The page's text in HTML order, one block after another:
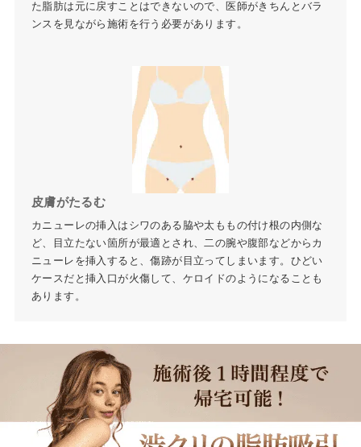
た脂肪は元に戻すことはできないので、医師がきちんとバラ
ンスを見ながら施術を行う必要があります。
皮膚がたるむ
カニューレの挿入はシワのある脇や太ももの付け根の内側な
ど、目立たない箇所が最適とされ、二の腕や腹部などからカ
ニューレを挿入すると、傷跡が目立ってしまいます。ひどい
ケースだと挿入口が火傷して、ケロイドのようになることも
あります。